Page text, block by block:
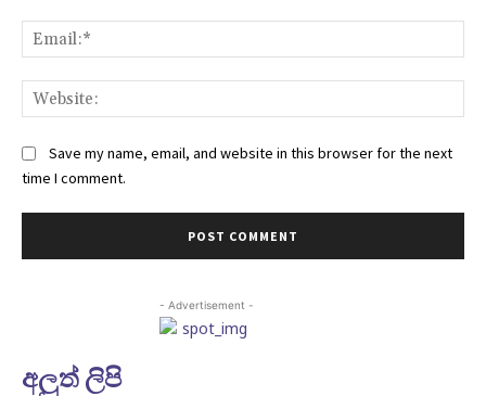
Save my name, email, and website in this browser for the next
time I comment.
- Advertisement -
අලුත් ලිපි